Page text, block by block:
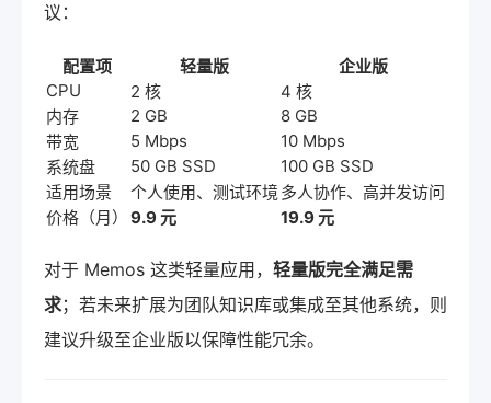
议：
配置项 轻量版
企业版
CPU
2 核
4 核
内存
2 GB
8 GB
带宽
5 Mbps
10 Mbps
系统盘
50 GB SSD
100 GB SSD
适用场景
个人使用、测试环境多人协作、高并发访问
价格（月）
9.9 元 19.9 元
对于 Memos 这类轻量应用， 轻量版完全满足需
求；若未来扩展为团队知识库或集成至其他系统，则
建议升级至企业版以保障性能冗余。